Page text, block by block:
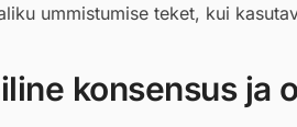
ummistumise teket, kui
konsensus ja